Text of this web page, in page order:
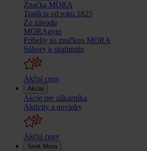
Značka MORA
Tradícia od roku 1825
Zo závodu
MORAgym
Príbehy so značkou MORA
Súbory k stiahnutiu
Akční ceny
Akcie
Akcie pre zákazníka
Aktivity a novinky
Akční ceny
Svet Mora